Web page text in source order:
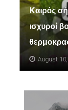
Καιρός
ισχυροί
August